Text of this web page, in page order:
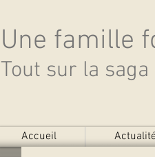
Une famille
Tout sur la
Accueil